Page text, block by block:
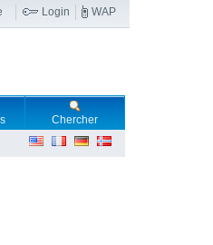
Login WAP
Chercher